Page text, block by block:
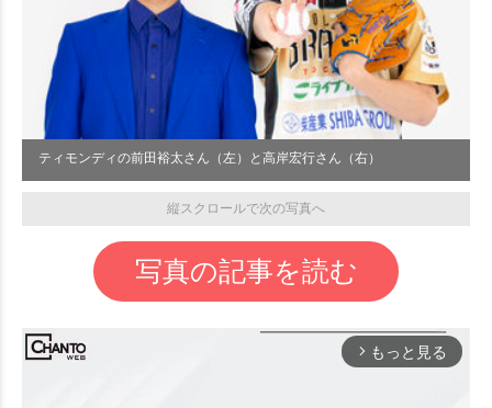
ティモンディの前田裕太さん（左）と高岸宏行さん（右）
縦スクロールで次の写真へ
写真の記事を読む
arrow_forward_ios もっと見る